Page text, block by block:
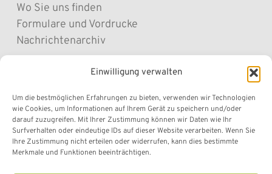
Einwilligung verwalten
Um die bestmöglichen Erfahrungen zu bieten, verwenden wir Technologien
wie Cookies, um Informationen auf Ihrem Gerät zu speichern und/oder
darauf zuzugreifen. Mit Ihrer Zustimmung können wir Daten wie Ihr
Surfverhalten oder eindeutige IDs auf dieser Website verarbeiten. Wenn Sie
Ihre Zustimmung nicht erteilen oder widerrufen, kann dies bestimmte
Merkmale und Funktionen beeinträchtigen.
Wo Sie uns finden
Formulare und Vordrucke
Nachrichtenarchiv
Cookie Policy
Privacy Policy
Datenschutz „Befunde online“
Transparente Verwaltung